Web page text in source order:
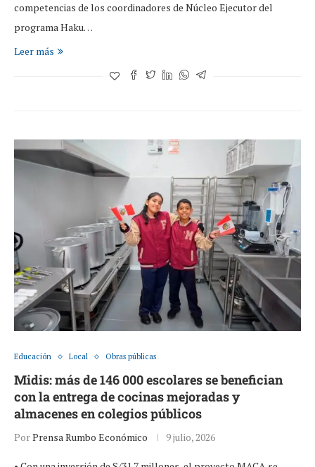
competencias de los coordinadores de Núcleo Ejecutor del
programa Haku…
Leer más
Educación Local Obras públicas
Midis: más de 146 000 escolares se benefician
con la entrega de cocinas mejoradas y
almacenes en colegios públicos
PorPrensa Rumbo Económico 9 julio, 2026